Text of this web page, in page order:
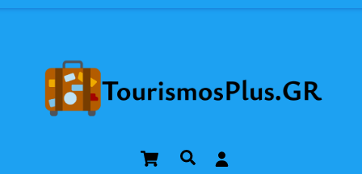
Cart Αναζήτηση